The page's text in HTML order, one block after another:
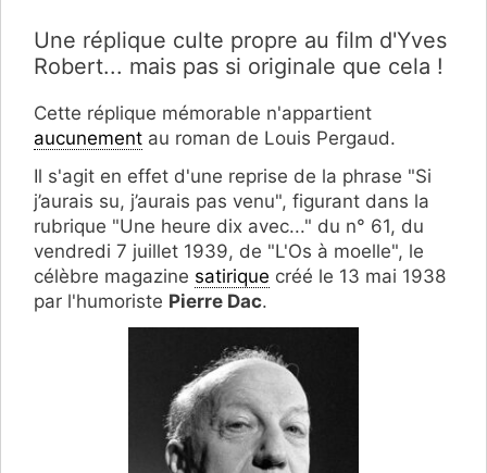
Une réplique culte propre au film d'Yves
Robert... mais pas si originale que cela !
Cette réplique mémorable n'appartient
aucunement au roman de Louis Pergaud.
Il s'agit en effet d'une reprise de la phrase "Si
j’aurais su, j’aurais pas venu", figurant dans la
rubrique "Une heure dix avec..." du n° 61, du
vendredi 7 juillet 1939, de "L'Os à moelle", le
célèbre magazine satirique créé le 13 mai 1938
par l'humoriste Pierre Dac.